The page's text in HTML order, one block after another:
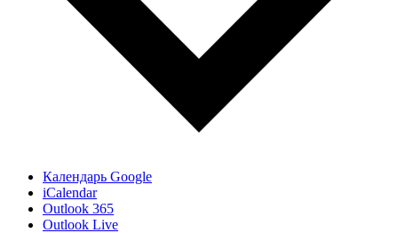
Календарь Google
iCalendar
Outlook 365
Outlook Live